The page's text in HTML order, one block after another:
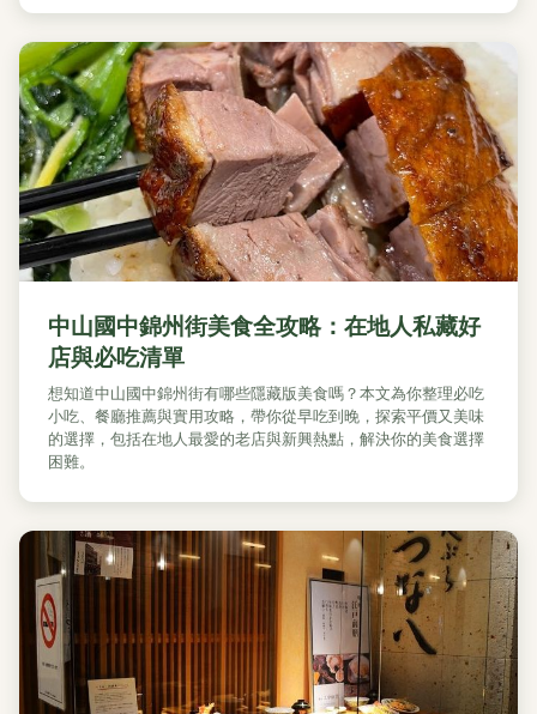
中山國中錦州街美食全攻略：在地人私藏好
店與必吃清單
想知道中山國中錦州街有哪些隱藏版美食嗎？本文為你整理必吃
小吃、餐廳推薦與實用攻略，帶你從早吃到晚，探索平價又美味
的選擇，包括在地人最愛的老店與新興熱點，解決你的美食選擇
困難。